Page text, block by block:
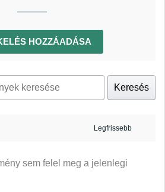
HOZZÁADÁSA
Keresés
sem felel meg a jelenlegi